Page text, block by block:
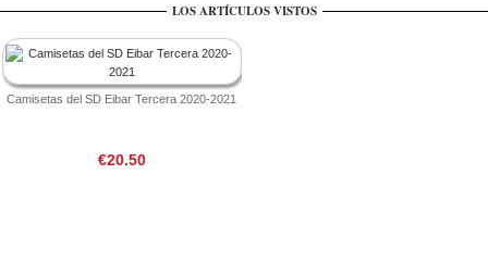
LOS ARTÍCULOS VISTOS
Camisetas del SD Eibar Tercera 2020-2021
€20.50